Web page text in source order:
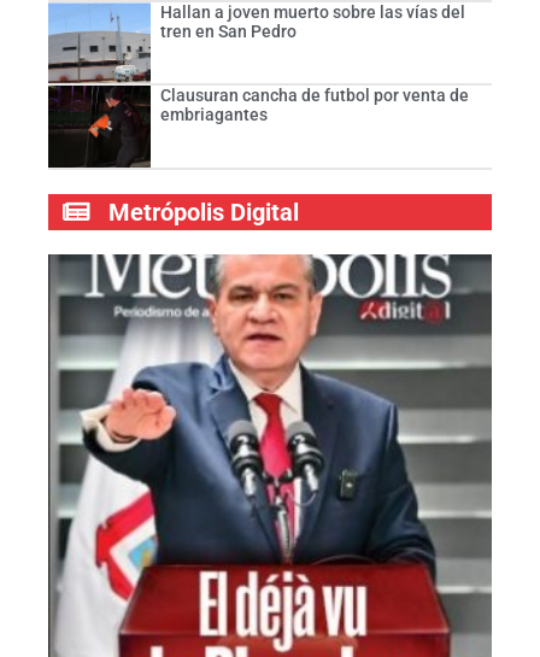
Hallan a joven muerto sobre las vías del
tren en San Pedro
Clausuran cancha de futbol por venta de
embriagantes
Metrópolis Digital